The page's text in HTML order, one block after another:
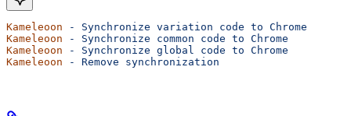
Kameleoon - Synchronize variation code to Chrome
Kameleoon - Synchronize common code to Chrome
Kameleoon - Synchronize global code to Chrome
Kameleoon - Remove synchronization